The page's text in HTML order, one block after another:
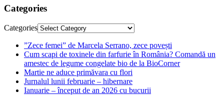
Categories
Categories
”Zece femei” de Marcela Serrano, zece povești
Cum scapi de toxinele din farfurie în România? Comandă un
amestec de legume congelate bio de la BioCorner
Martie ne aduce primăvara cu flori
Jurnalul lunii februarie – hibernare
Ianuarie – început de an 2026 cu bucurii